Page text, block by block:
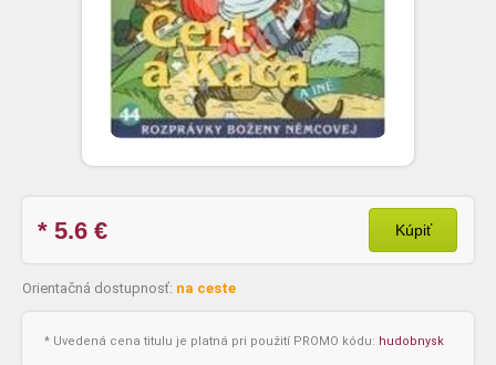
* 5.6 € Kúpiť
Orientačná dostupnosť: na ceste
* Uvedená cena titulu je platná pri použití PROMO kódu: hudobnysk